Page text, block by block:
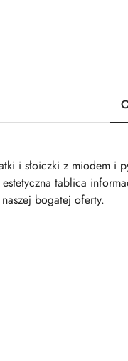
i słoiczki z miodem i
tablica
bogatej oferty.